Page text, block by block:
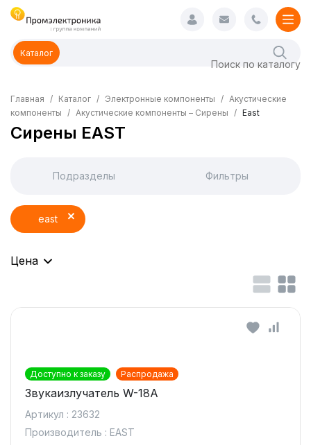
Каталог
Главная Каталог Электронные компоненты
Акустические
компоненты
Акустические компоненты – Сирены East
Сирены EAST
Подразделы Фильтры
east
Цена
Доступно к заказу Распродажа
Звукаизлучатель W-18A
Артикул : 23632
Производитель : EAST